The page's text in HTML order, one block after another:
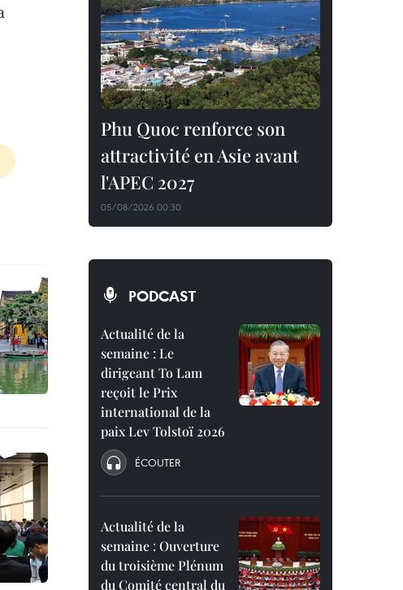
Phu Quoc renforce son
attractivité en Asie avant
l'APEC 2027
05/08/2026 00:30
PODCAST
Actualité de la
semaine : Le
dirigeant To Lam
reçoit le Prix
international de la
paix Lev Tolstoï 2026
ÉCOUTER
Actualité de la
semaine : Ouverture
du troisième Plénum
du Comité central du